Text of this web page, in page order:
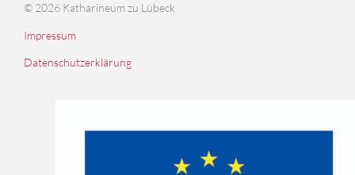
© 2026 Katharineum zu Lübeck
Impressum
Datenschutzerklärung